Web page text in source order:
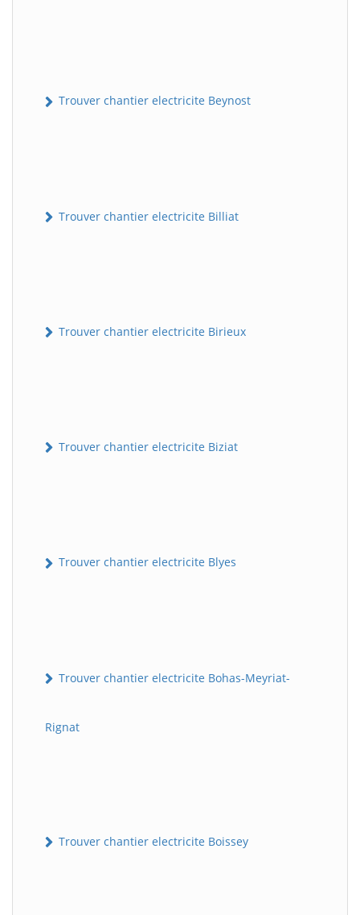
Trouver chantier electricite Beynost
Trouver chantier electricite Billiat
Trouver chantier electricite Birieux
Trouver chantier electricite Biziat
Trouver chantier electricite Blyes
Trouver chantier electricite Bohas-Meyriat-
Rignat
Trouver chantier electricite Boissey